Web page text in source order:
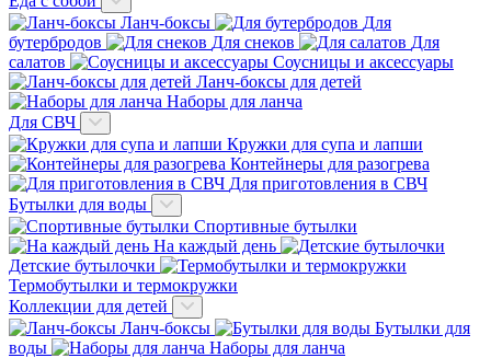
Ланч-боксы
Для
бутербродов
Для снеков
Для
салатов
Соусницы и аксессуары
Ланч-боксы для детей
Наборы для ланча
Для СВЧ
Кружки для супа и лапши
Контейнеры для разогрева
Для приготовления в СВЧ
Бутылки для воды
Спортивные бутылки
На каждый день
Детские бутылочки
Термобутылки и термокружки
Коллекции для детей
Ланч-боксы
Бутылки для
воды
Наборы для ланча